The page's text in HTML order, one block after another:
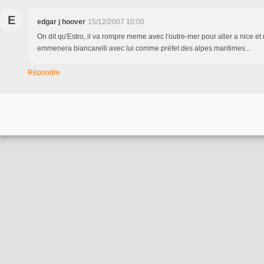
E edgar j hoover 15/12/2007 10:00
On dit qu'Estro, il va rompre meme avec l'outre-mer pour aller a nice et
emmenera biancarelli avec lui comme préfet des alpes maritimes...
Répondre